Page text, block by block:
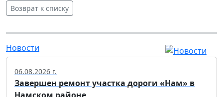
Возврат к списку
Новости
06.08.2026 г.
Завершен ремонт участка дороги «Нам» в